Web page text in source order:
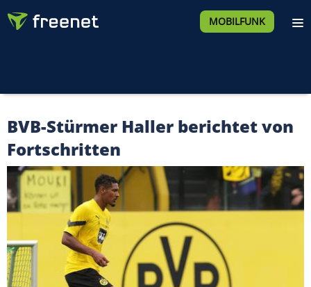
MOBILFUNK
BVB-Stürmer Haller berichtet von
Fortschritten